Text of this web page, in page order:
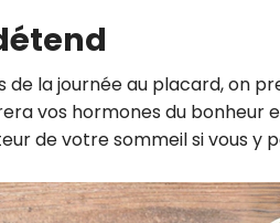
de la journée au placard, on
vos hormones du bonheur
de votre sommeil si vous y